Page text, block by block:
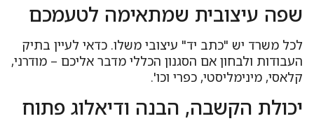
עיצובית שמתאימה לטעמכם
משרד יש "כתב יד" עיצובי משלו. כדאי לעיין בתיק
ולבחון אם הסגנון הכללי מדבר אליכם – מודרני,
מינימליסטי, כפרי וכו'.
הקשבה, הבנה ודיאלוג פתוח